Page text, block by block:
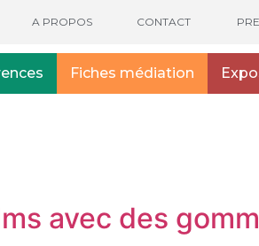
A PROPOS CONTACT
Fiches médiation
avec des